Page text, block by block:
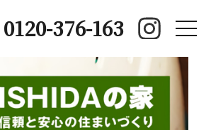
0120-376-163
toggle